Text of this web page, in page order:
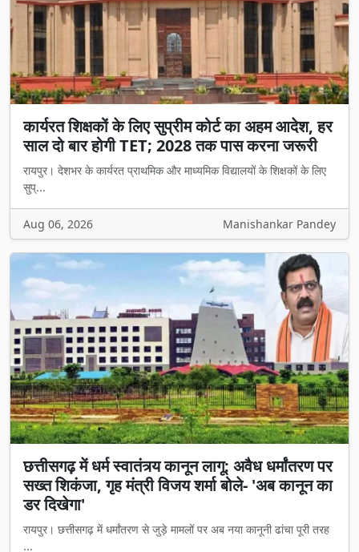
कार्यरत शिक्षकों के लिए सुप्रीम कोर्ट का अहम आदेश, हर
साल दो बार होगी TET; 2028 तक पास करना जरूरी
रायपुर। देशभर के कार्यरत प्राथमिक और माध्यमिक विद्यालयों के शिक्षकों के लिए
सुप्...
Aug 06, 2026 Manishankar Pandey
छत्तीसगढ़ में धर्म स्वातंत्र्य कानून लागू: अवैध धर्मांतरण पर
सख्त शिकंजा, गृह मंत्री विजय शर्मा बोले- 'अब कानून का
डर दिखेगा'
रायपुर। छत्तीसगढ़ में धर्मांतरण से जुड़े मामलों पर अब नया कानूनी ढांचा पूरी तरह
...